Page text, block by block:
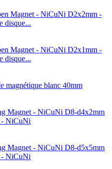
D2x2mm -
disque...
D2x1mm -
disque...
magnétique blanc 40mm
D8-d4x2mm
- NiCuNi
D8-d5x5mm
- NiCuNi